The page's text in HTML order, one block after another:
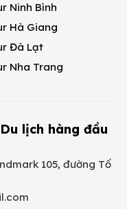
Ninh Bình
Hà Giang
Đà Lạt
Nha Trang
lịch hàng đầu
105, đường Tố